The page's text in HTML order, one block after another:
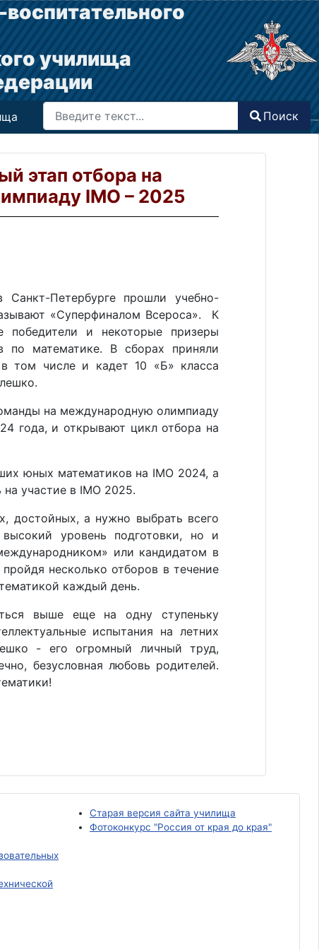
училища
Поиск
Type 2 or more characters for results.
Поиск
этап отбора на
IMO – 2025
Петербурге прошли учебно-
«Суперфиналом Всероса». К
и некоторые призеры
по математике. В сборах приняли
том числе и кадет 10 «Б» класса
на международную олимпиаду
года, и открывают цикл отбора на
юных математиков на IMO 2024, а
участие в IMO 2025.
достойных, а нужно выбрать всего
уровень подготовки, но и
или кандидатом в
несколько отборов в течение
каждый день.
выше еще на одну ступеньку
испытания на летних
- его огромный личный труд,
безусловная любовь родителей.
Старая версия сайта училища
Фотоконкурс "Россия от края до края"